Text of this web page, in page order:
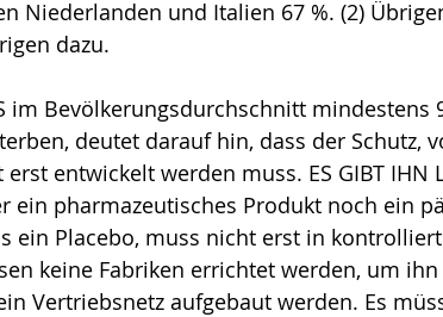
Niederlanden und Italien 67 %. (2)
dazu.
im Bevölkerungsdurchschnitt mindestens
deutet darauf hin, dass der Schutz,
entwickelt werden muss. ES GIBT IHN
ein pharmazeutisches Produkt noch ein
ein Placebo, muss nicht erst in
keine Fabriken errichtet werden, um ihn
Vertriebsnetz aufgebaut werden. Es